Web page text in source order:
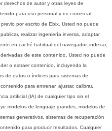
derechos de autor y otras leyes de
para uso personal y no comercial.
por escrito de Ebix. Usted no puede
realizar ingeniería inversa, adaptar,
en caché habitual del navegador, indexar,
de este contenido. Usted no puede
o extraer contenido, incluyendo la
de datos o índices para sistemas de
para entrenar, ajustar, calibrar,
artificial (IA) de cualquier tipo sin el
modelos de lenguaje grandes, modelos de
generativos, sistemas de recuperación
para producir resultados. Cualquier